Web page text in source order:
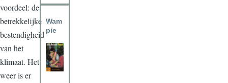
voordeel: de
betrekkelijke
bestendigheid
van het
klimaat. Het
weer is er
Wam
pie